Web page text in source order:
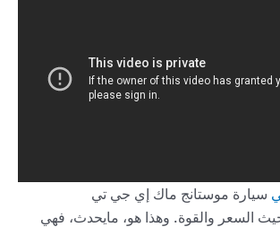
سيارة موستانج ماك إي جي تي
السعر والقوة. وهذا هو، مايحدث، فهي